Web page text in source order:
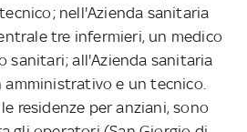
nell'Azienda sanitaria
tre infermieri, un medico
sanitari; all'Azienda sanitaria
e un tecnico.
residenze per anziani, sono